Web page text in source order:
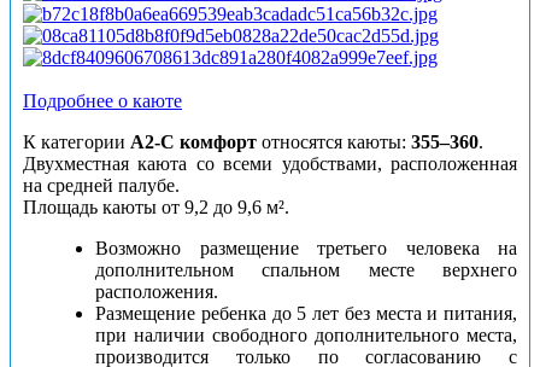
Подробнее о каюте
К категории А2-С комфорт относятся каюты: 355–360.
Двухместная каюта со всеми удобствами, расположенная
на средней палубе.
Площадь каюты от 9,2 до 9,6 м².
Возможно размещение третьего человека на
дополнительном спальном месте верхнего
расположения.
Размещение ребенка до 5 лет без места и питания,
при наличии свободного дополнительного места,
производится только по согласованию с